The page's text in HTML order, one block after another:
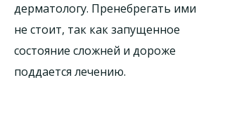
дерматологу. Пренебрегать ими
не стоит, так как запущенное
состояние сложней и дороже
поддается лечению.